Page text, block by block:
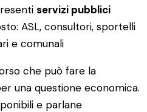
servizi pubblici
ASL, consultori, sportelli
e comunali
che può fare la
una questione economica.
e parlane